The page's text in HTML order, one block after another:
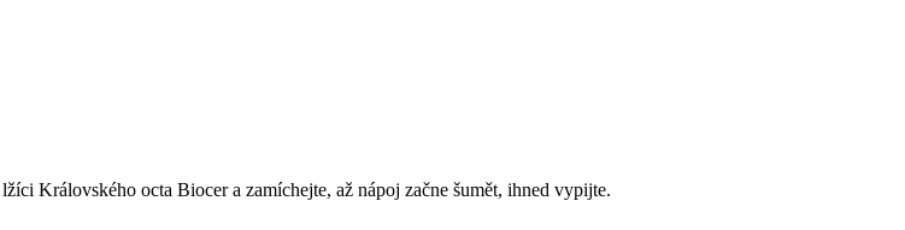
Královského octa Biocer a zamíchejte, až nápoj začne šumět, ihned vypijte.